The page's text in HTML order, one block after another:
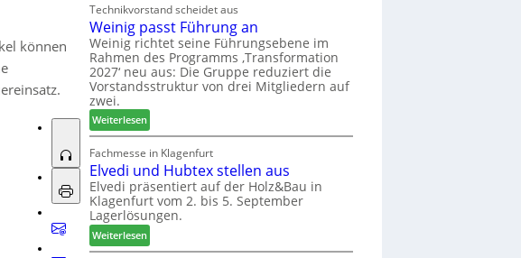
können
z
u
r
H
a
s
m
s
s
e
b
e
l
b
r
n
c
h
e
r
ö
r
t
Technikvorstand scheidet aus
Weinig passt Führung an
Weinig richtet seine Führungsebene im
Rahmen des Programms ‚Transformation
2027‘ neu aus: Die Gruppe reduziert die
Vorstandsstruktur von drei Mitgliedern auf
zwei.
Weiterlesen:
W
e
i
n
i
g
a
Fachmesse in Klagenfurt
Elvedi und Hubtex stellen aus
Elvedi präsentiert auf der Holz&Bau in
Klagenfurt vom 2. bis 5. September
Lagerlösungen.
Weiterlesen:
E